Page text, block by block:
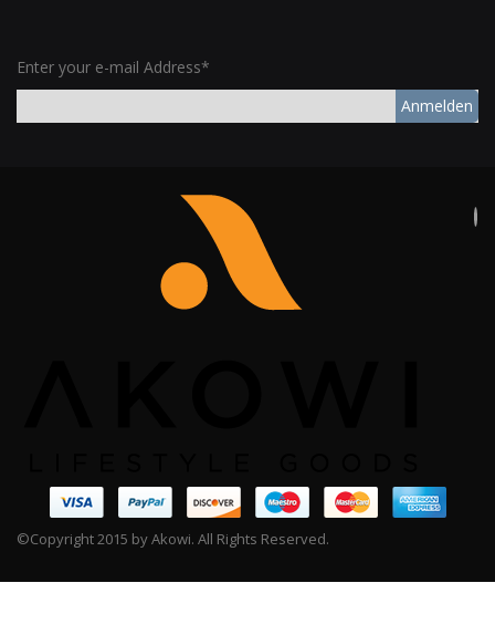
Enter your e-mail Address*
Anmelden
©Copyright 2015 by Akowi. All Rights Reserved.